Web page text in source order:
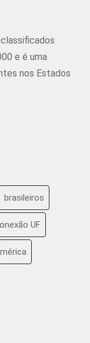
e é uma
nos Estados
brasileiros
UF